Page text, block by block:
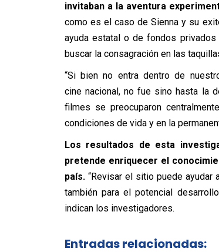
invitaban a la aventura
como es el caso de Sienna y su
ayuda estatal o de fondos privados
buscar la consagración en las
“Si bien no entra dentro de
cine nacional, no fue sino hasta la
filmes se preocuparon
condiciones de vida y en la
Los resultados de esta
pretende enriquecer el
país.“Revisar el sitio puede ayudar
también para el potencial
indican los investigadores.
Entradas relacionadas: